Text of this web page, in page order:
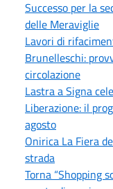
Successo per la
delle Meraviglie
Lavori di
Brunelleschi:
circolazione
Lastra a Signa
Liberazione: il
agosto
Onirica La Fiera
strada
Torna “Shopping